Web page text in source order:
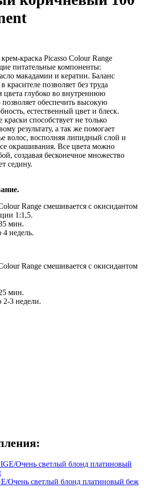
краска Picasso Colour Range
питательные компоненты:
макадамии и кератин. Баланс
красителе позволяет без труда
цвета глубоко во внутреннюю
обеспечить высокую
естественный цвет и блеск.
способствует не только
результату, а так же помогает
волос, восполняя липидный слой и
окрашивания. Все цвета можно
создавая бесконечное множество
седину.
Range смешивается с окисидантом
1:1,5.
мин.
4 недель.
Range смешивается с окисидантом
мин.
2-3 недели.
Очень светлый блонд платиновый беж